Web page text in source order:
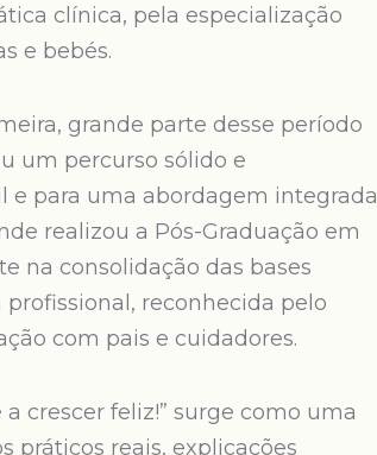
clínica, pela especialização
e bebés.
grande parte desse período
um percurso sólido e
e para uma abordagem integrada
realizou a Pós-Graduação em
na consolidação das bases
reconhecida pelo
com pais e cuidadores.
crescer feliz!” surge como uma
práticos reais, explicações